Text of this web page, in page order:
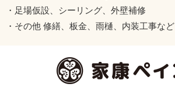
・足場仮設、シーリング、外壁補修
・その他 修繕、板金、雨樋、内装工事など